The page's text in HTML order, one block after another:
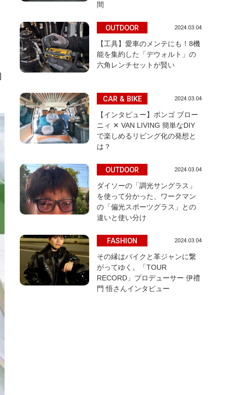
間
OUTDOOR 2024.03.04
【工具】愛車のメンテにも！8機
能を集約した「デウォルト」の
六角レンチセットが賢い
CAR & BIKE 2024.03.04
【インタビュー】ボンゴ ブロー
ニィ ✕ VAN LIVING 簡単なDIY
で楽しめるリビング化の発想と
は？
OUTDOOR 2024.03.04
ダイソーの「調光サングラス」
を使って分かった、ワークマン
の「偏光スポーツグラス」との
違いと使い分け
FASHION 2024.03.04
その縁はバイクと革ジャンに繋
がってゆく。「TOUR
RECORD」プロデューサー 伊禮
門 悟さんインタビュー